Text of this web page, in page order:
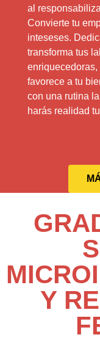
al
Convierte tu
inteseses.
transforma tus
favorece a tu
con una rutina
harás realidad
Y